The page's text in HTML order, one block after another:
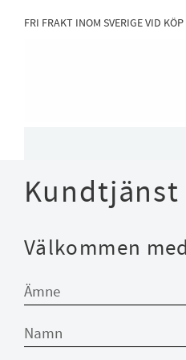
FRI FRAKT INOM SVERIGE VID
Kundtjänst
Välkommen